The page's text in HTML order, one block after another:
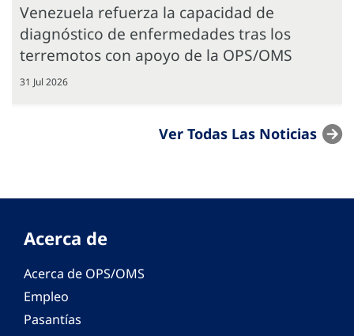
Venezuela refuerza la capacidad de
diagnóstico de enfermedades tras los
terremotos con apoyo de la OPS/OMS
31 Jul 2026
Ver Todas Las Noticias
Acerca de
Acerca de OPS/OMS
Empleo
Pasantías